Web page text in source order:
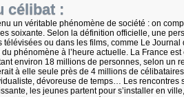
célibat :
un véritable phénomène de société : on
soixante. Selon la définition officielle, une
ou dans les films, comme Le
phénomène à l’heure actuelle. La France
environ 18 millions de personnes, selon un
à elle seule près de 4 millions de
dévoreuse de temps… Les
les jeunes partent pour s’installer en